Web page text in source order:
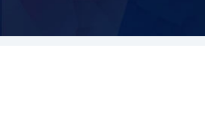
求和竞争态势，加强技术创新和研发